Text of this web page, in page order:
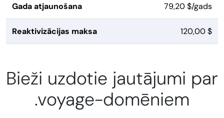
Gada atjaunošana 79,20 $/gads
Reaktivizācijas maksa 120,00 $
Bieži uzdotie jautājumi par
.voyage-domēniem